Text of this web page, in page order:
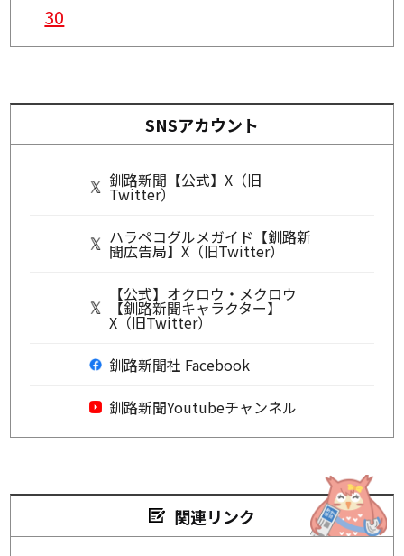
30
SNSアカウント
釧路新聞【公式】X（旧
Twitter）
ハラペコグルメガイド【釧路新
聞広告局】X（旧Twitter）
【公式】オクロウ・メクロウ
【釧路新聞キャラクター】
X（旧Twitter）
釧路新聞社 Facebook
釧路新聞Youtubeチャンネル
関連リンク